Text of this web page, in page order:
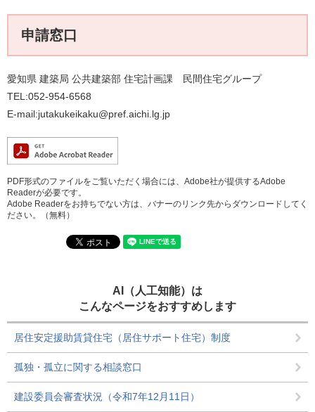
申請窓口
愛知県 建築局 公共建築部 住宅計画課 民間住宅グループ
TEL:052-954-6568
E-mail:jutakukeikaku@pref.aichi.lg.jp
PDF形式のファイルをご覧いただく場合には、Adobe社が提供するAdobe
Readerが必要です。
Adobe Readerをお持ちでない方は、バナーのリンク先からダウンロードしてく
ださい。（無料）
AI（人工知能）は
こんなページをおすすめします
居住安定援助賃貸住宅（居住サポート住宅）制度
孤独・孤立に関する相談窓口
建設委員会審査状況（令和7年12月11日）